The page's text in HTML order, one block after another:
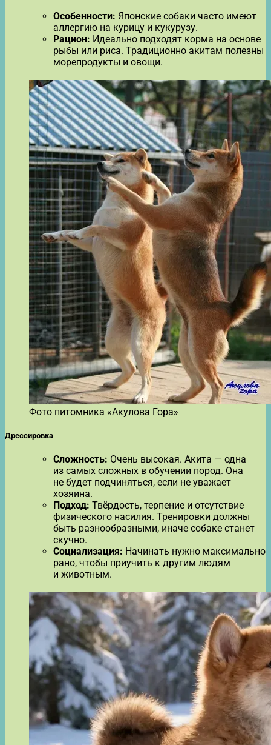
Особенности: Японские собаки часто имеют
аллергию на курицу и кукурузу.
Рацион: Идеально подходят корма на основе
рыбы или риса. Традиционно акитам полезны
морепродукты и овощи.
Фото питомника «Акулова Гора»
Дрессировка
Сложность: Очень высокая. Акита — одна
из самых сложных в обучении пород. Она
не будет подчиняться, если не уважает
хозяина.
Подход: Твёрдость, терпение и отсутствие
физического насилия. Тренировки должны
быть разнообразными, иначе собаке станет
скучно.
Социализация: Начинать нужно максимально
рано, чтобы приучить к другим людям
и животным.